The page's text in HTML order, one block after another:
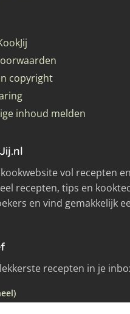
copyright
inhoud melden
kookwebsite vol recepten
recepten, tips en
en vind gemakkelijk
recepten in je